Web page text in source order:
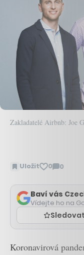
Zakladatelé Airbnb: Joe
Uložit 0 0
Zobrazit
Baví vás
Vídejte ho na
Sledovat
Koronavirová